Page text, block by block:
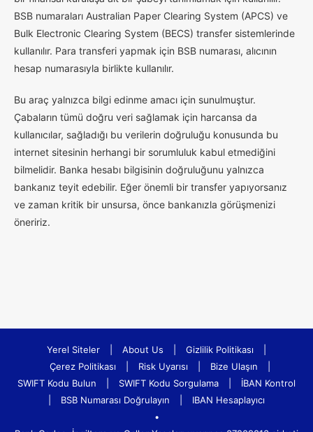
BSB numaraları Australian Paper Clearing System (APCS) ve
Bulk Electronic Clearing System (BECS) transfer sistemlerinde
kullanılır. Para transferi yapmak için BSB numarası, alıcının
hesap numarasıyla birlikte kullanılır.
Bu araç yalnızca bilgi edinme amacı için sunulmuştur.
Çabaların tümü doğru veri sağlamak için harcansa da
kullanıcılar, sağladığı bu verilerin doğruluğu konusunda bu
internet sitesinin herhangi bir sorumluluk kabul etmediğini
bilmelidir. Banka hesabı bilgisinin doğruluğunu yalnızca
bankanız teyit edebilir. Eğer önemli bir transfer yapıyorsanız
ve zaman kritik bir unsursa, önce bankanızla görüşmenizi
öneririz.
Yerel Siteler About Us Gizlilik Politikası
Çerez Politikası
Risk Uyarısı Bize Ulaşın
SWIFT Kodu Bulun
SWIFT Kodu Sorgulama
İBAN Kontrol
BSB Numarası Doğrulayın
IBAN Hesaplayıcı
•